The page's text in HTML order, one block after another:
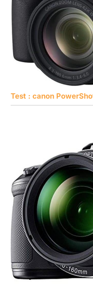
Test : canon